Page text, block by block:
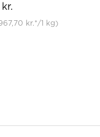
kr.*/1 kg)